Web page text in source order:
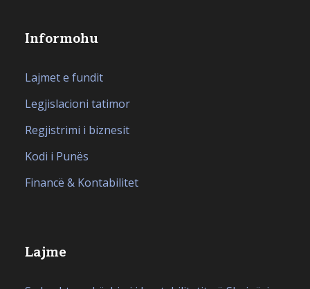
Informohu
Lajmet e fundit
Legjislacioni tatimor
Regjistrimi i biznesit
Kodi i Punës
Financë & Kontabilitet
Lajme